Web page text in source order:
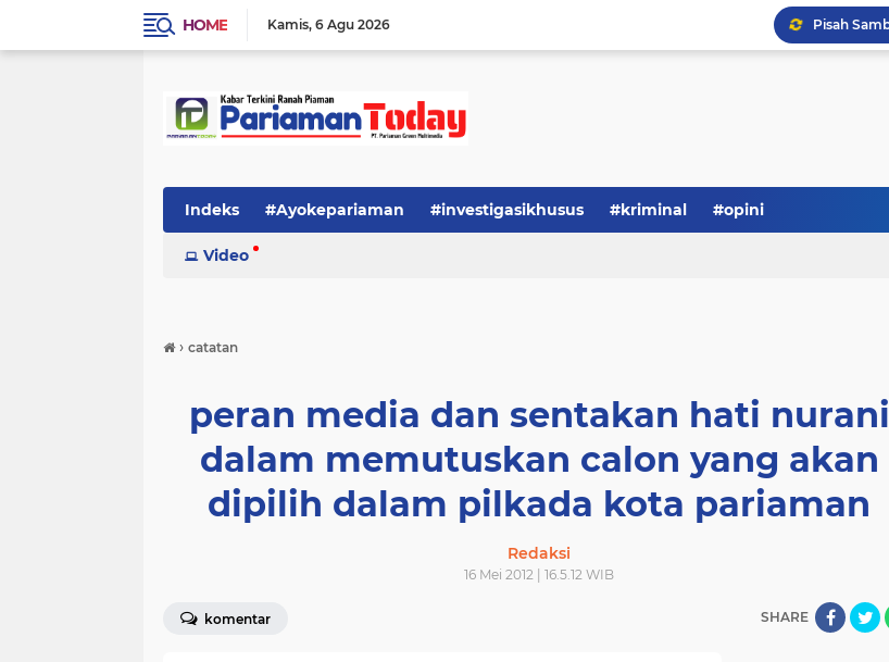
HOME Kamis 6 Agu 2026
Indeks #Ayokepariaman #investigasikhusus #kriminal #opini
Video
› catatan
peran media dan sentakan hati nurani
dalam memutuskan calon yang akan
dipilih dalam pilkada kota pariaman
Redaksi
16 Mei 2012 | 16.5.12 WIB
komentar SHARE